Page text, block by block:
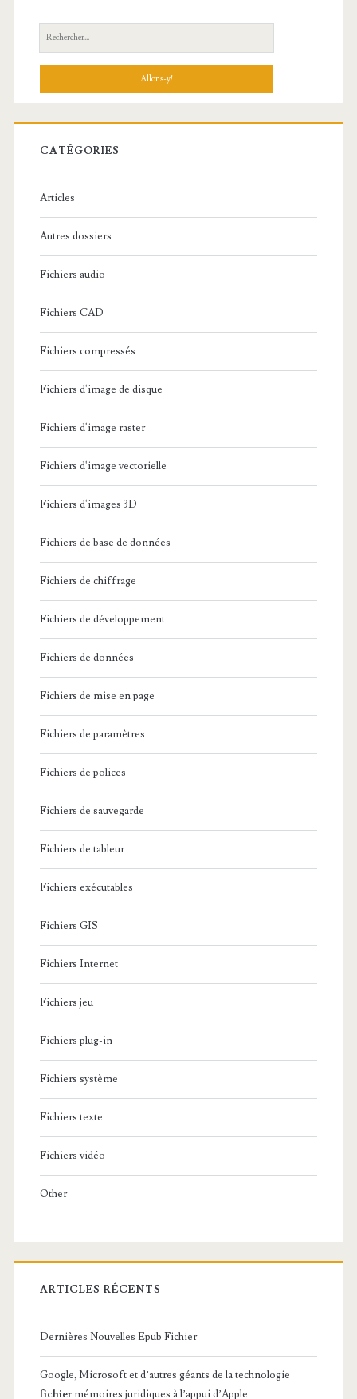
R
e
h
r
c
:
CATÉGORIES
Articles
Autres dossiers
Fichiers audio
Fichiers CAD
Fichiers compressés
Fichiers d'image de disque
Fichiers d'image raster
Fichiers d'image vectorielle
Fichiers d'images 3D
Fichiers de base de données
Fichiers de chiffrage
Fichiers de développement
Fichiers de données
Fichiers de mise en page
Fichiers de paramètres
Fichiers de polices
Fichiers de sauvegarde
Fichiers de tableur
Fichiers exécutables
Fichiers GIS
Fichiers Internet
Fichiers jeu
Fichiers plug-in
Fichiers système
Fichiers texte
Fichiers vidéo
Other
ARTICLES RÉCENTS
Dernières Nouvelles Epub Fichier
Google, Microsoft et d’autres géants de la technologie
fichier mémoires juridiques à l’appui d’Apple